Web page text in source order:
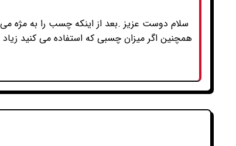
سلام دوست عزیز .بعد از اینکه چسب را به مژه
همچنین اگر میزان چسبی که استفاده می کنید